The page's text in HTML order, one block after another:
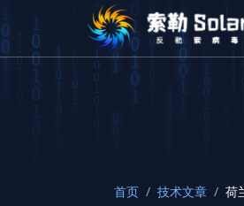
首页 / 技术文章 / 荷